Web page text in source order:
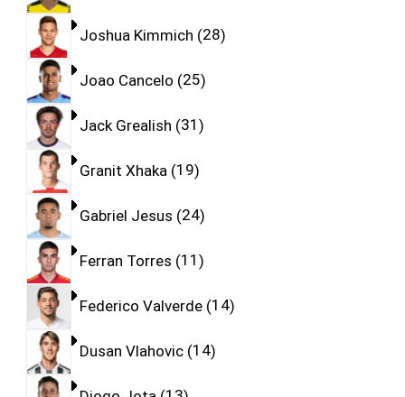
Joshua Kimmich 28
Joao Cancelo 25
Jack Grealish 31
Granit Xhaka 19
Gabriel Jesus 24
Ferran Torres 11
Federico Valverde 14
Dusan Vlahovic 14